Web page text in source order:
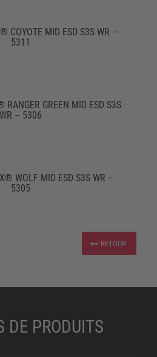
COYOTE MID ESD S3S WR –
5311
RANGER GREEN MID ESD S3S
WR – 5306
WOLF MID ESD S3S WR –
5305
RETOUR
DE PRODUITS